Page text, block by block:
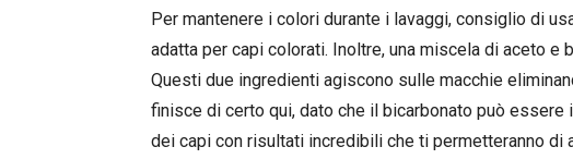
Per mantenere i colori durante i lavaggi, consiglio di
adatta per capi colorati. Inoltre, una miscela di aceto e
Questi due ingredienti agiscono sulle macchie
finisce di certo qui, dato che il bicarbonato può essere
dei capi con risultati incredibili che ti permetteranno